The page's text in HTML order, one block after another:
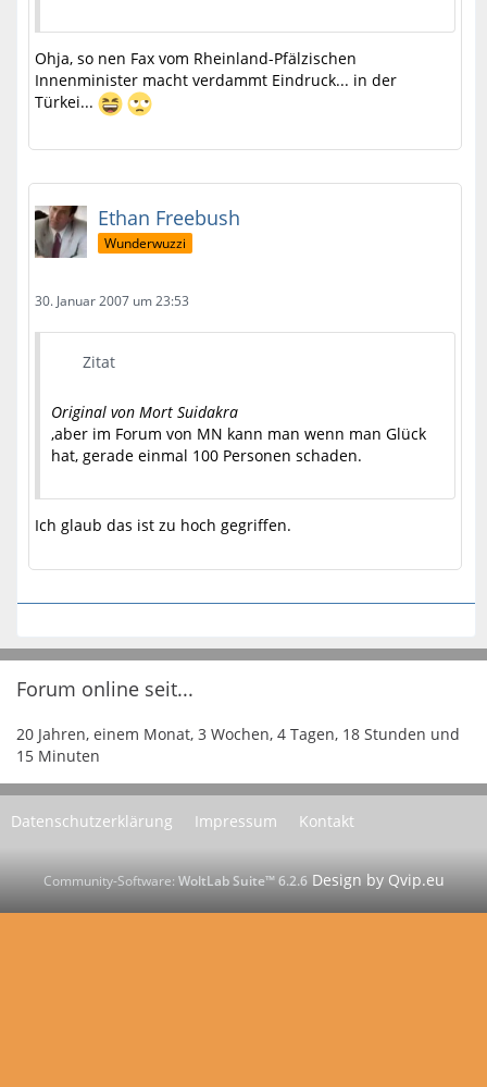
Ohja, so nen Fax vom Rheinland-Pfälzischen
Innenminister macht verdammt Eindruck... in der
Türkei...
Ethan Freebush
Wunderwuzzi
30. Januar 2007 um 23:53
Zitat
Original von Mort Suidakra
,aber im Forum von MN kann man wenn man Glück
hat, gerade einmal 100 Personen schaden.
Ich glaub das ist zu hoch gegriffen.
Forum online seit...
20 Jahren, einem Monat, 3 Wochen, 4 Tagen, 18 Stunden und
15 Minuten
Datenschutzerklärung Impressum Kontakt
Community-Software: WoltLab Suite™ 6.2.6